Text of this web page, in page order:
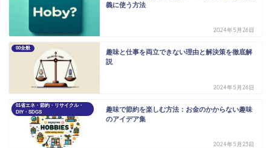
義に使う方法
2024年5月26日
00全般
趣味と仕事を両立できない理由と解決策を徹底解
説
2024年5月26日
01省エネ・節約・リサイクル・
DIY・SDGS
趣味で節約を楽しむ方法：お金のかからない趣味
のアイデア集
2024年5月23日